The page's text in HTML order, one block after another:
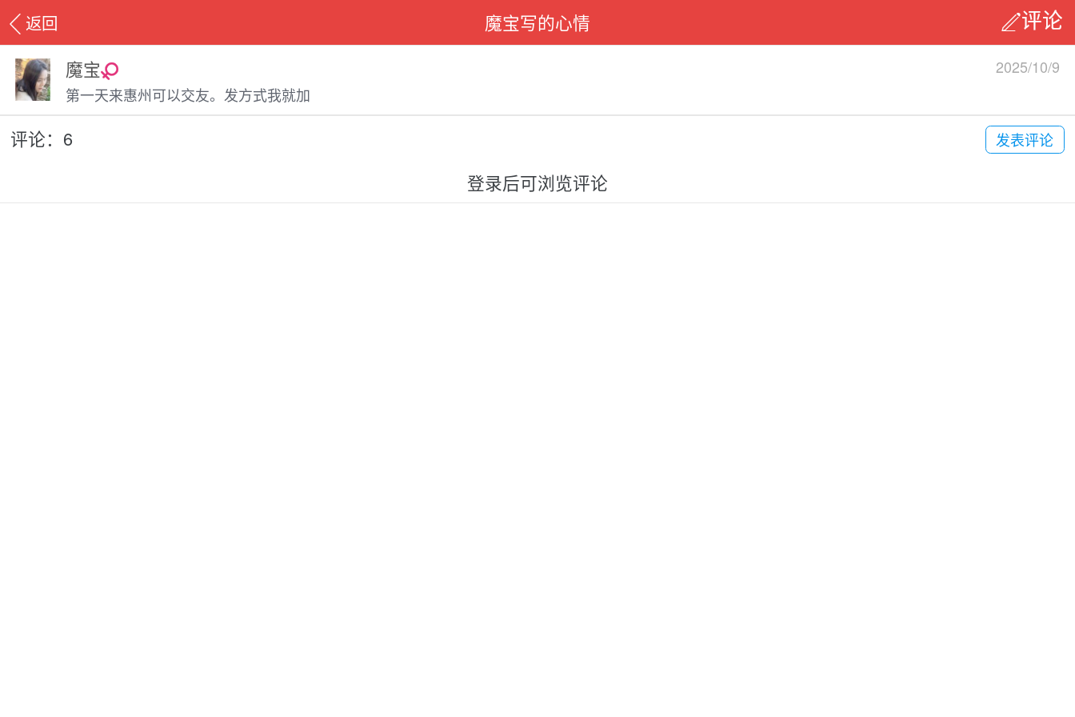
返回 评论
魔宝写的心情
魔宝
2025/10/9
第一天来惠州可以交友。发方式我就加
发表评论
评论：6
登录后可浏览评论